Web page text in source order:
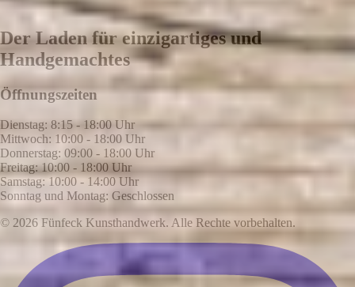
Der Laden für einzigartiges und
Handgemachtes
Öffnungszeiten
Dienstag: 8:15 - 18:00 Uhr
Mittwoch: 10:00 - 18:00 Uhr
Donnerstag: 09:00 - 18:00 Uhr
Freitag: 10:00 - 18:00 Uhr
Samstag: 10:00 - 14:00 Uhr
Sonntag und Montag: Geschlossen
© 2026 Fünfeck Kunsthandwerk. Alle Rechte vorbehalten.